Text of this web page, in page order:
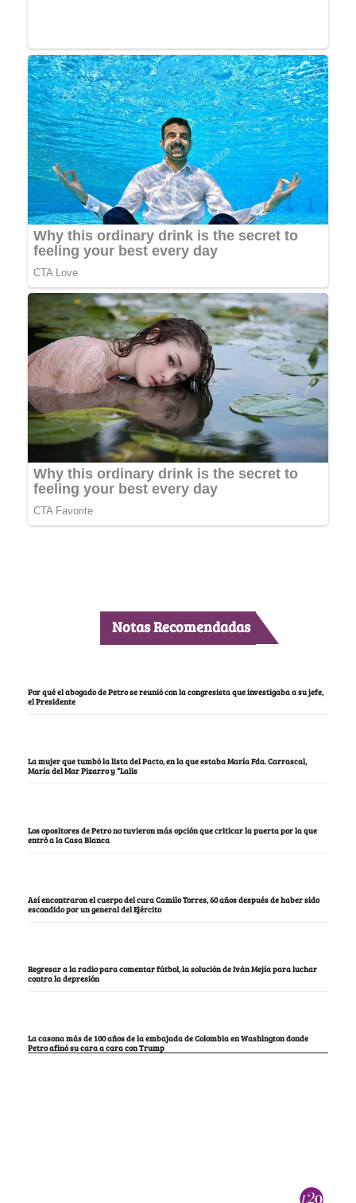
Notas Recomendadas
Por qué el abogado de Petro se reunió con la congresista que investigaba a su jefe,
el Presidente
La mujer que tumbó la lista del Pacto, en la que estaba María Fda. Carrascal,
María del Mar Pizarro y “Lalis
Los opositores de Petro no tuvieron más opción que criticar la puerta por la que
entró a la Casa Blanca
Así encontraron el cuerpo del cura Camilo Torres, 60 años después de haber sido
escondido por un general del Ejército
Regresar a la radio para comentar fútbol, la solución de Iván Mejía para luchar
contra la depresión
La casona más de 100 años de la embajada de Colombia en Washington donde
Petro afinó su cara a cara con Trump